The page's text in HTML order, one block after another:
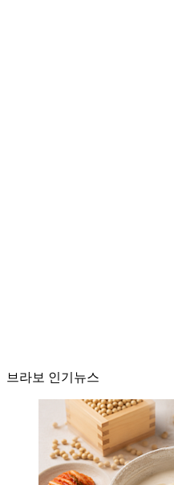
브라보 인기뉴스